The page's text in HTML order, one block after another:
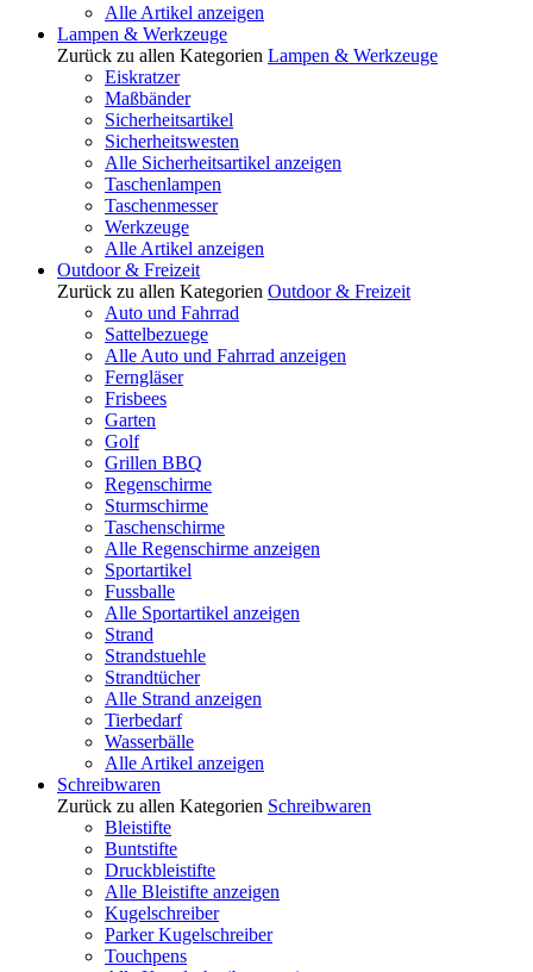
Alle Artikel anzeigen
Lampen & Werkzeuge
Zurück zu allen Kategorien Lampen & Werkzeuge
Eiskratzer
Maßbänder
Sicherheitsartikel
Sicherheitswesten
Alle Sicherheitsartikel anzeigen
Taschenlampen
Taschenmesser
Werkzeuge
Alle Artikel anzeigen
Outdoor & Freizeit
Zurück zu allen Kategorien Outdoor & Freizeit
Auto und Fahrrad
Sattelbezuege
Alle Auto und Fahrrad anzeigen
Ferngläser
Frisbees
Garten
Golf
Grillen BBQ
Regenschirme
Sturmschirme
Taschenschirme
Alle Regenschirme anzeigen
Sportartikel
Fussballe
Alle Sportartikel anzeigen
Strand
Strandstuehle
Strandtücher
Alle Strand anzeigen
Tierbedarf
Wasserbälle
Alle Artikel anzeigen
Schreibwaren
Zurück zu allen Kategorien Schreibwaren
Bleistifte
Buntstifte
Druckbleistifte
Alle Bleistifte anzeigen
Kugelschreiber
Parker Kugelschreiber
Touchpens